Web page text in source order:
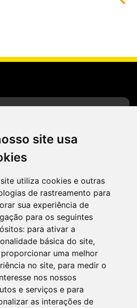
site usa
utiliza cookies e outras
de rastreamento para
sua experiência de
para os seguintes
para ativar a
básica do site,
uma melhor
no site, para medir o
nos nossos
e serviços e para
as interações de
E, Complexo Brasil 21, 20º
- CEP 70322-915 - Brasília/DF
e (61) 98131-3801.
telefone em horário comercial
Sexta-feira de 12h às 19h.